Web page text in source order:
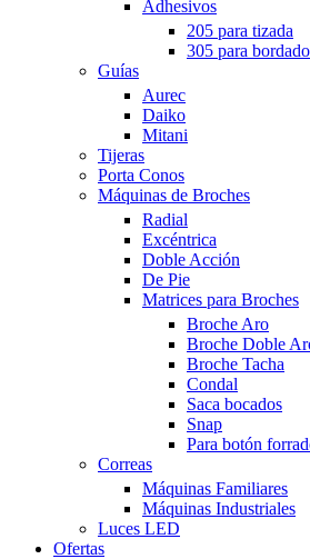
Adhesivos
205 para tizada
305 para
Guías
Aurec
Daiko
Mitani
Tijeras
Porta Conos
Máquinas de Broches
Radial
Excéntrica
Doble Acción
De Pie
Matrices para Broches
Broche Aro
Broche Doble
Broche Tacha
Condal
Saca bocados
Snap
Para botón
Correas
Máquinas Familiares
Máquinas Industriales
Luces LED
Ofertas